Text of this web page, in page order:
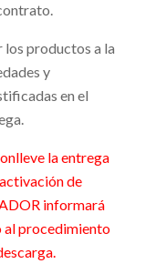
productos a la
y
en el
la entrega
de
informará
al procedimiento